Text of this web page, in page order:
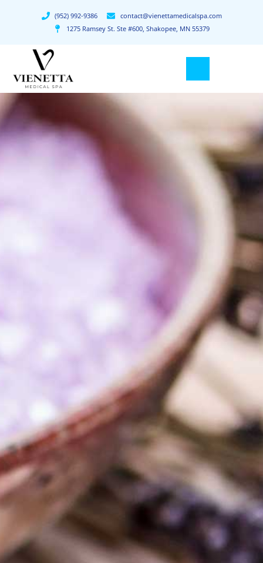
(952) 992-9386
contact@vienettamedicalspa.com
1275 Ramsey St. Ste #600, Shakopee, MN 55379